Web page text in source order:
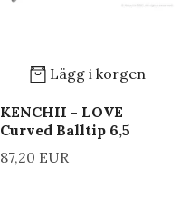
Lägg i korgen
KENCHII - LOVE
Curved Balltip 6,5
87,20 EUR